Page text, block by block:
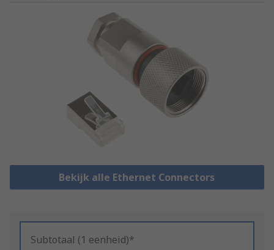
Bekijk alle Ethernet Connectors
Subtotaal (1 eenheid)*